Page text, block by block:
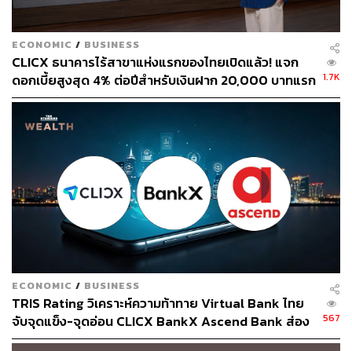
ECONOMIC / BUSINESS
CLICX ธนาคารไร้สาขาแห่งแรกของไทยเปิดแล้ว! แจก
ดอกเบี้ยสูงสุด 4% ต่อปีสำหรับเงินฝาก 20,000 บาทแรก
ดูเงื่อนไขที่นี่
1.7K
ECONOMIC / BUSINESS
TRIS Rating วิเคราะห์ความท้าทาย Virtual Bank ไทย
จับจุดแข็ง-จุดอ่อน CLICX BankX Ascend Bank ส่อง
ผลกระทบต่อธนาคารดั้งเดิม
567